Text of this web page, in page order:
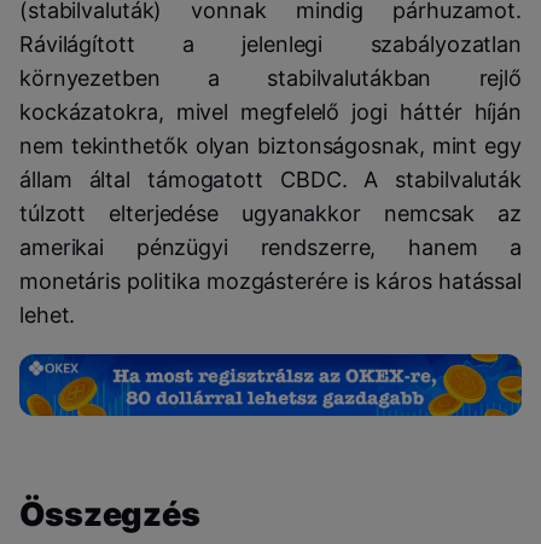
(stabilvaluták) vonnak mindig párhuzamot.
Rávilágított a jelenlegi szabályozatlan
környezetben a stabilvalutákban rejlő
kockázatokra, mivel megfelelő jogi háttér híján
nem tekinthetők olyan biztonságosnak, mint egy
állam által támogatott CBDC. A stabilvaluták
túlzott elterjedése ugyanakkor nemcsak az
amerikai pénzügyi rendszerre, hanem a
monetáris politika mozgásterére is káros hatással
lehet.
Összegzés